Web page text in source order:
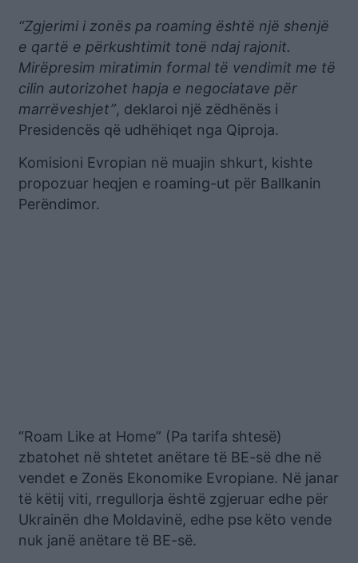
“Zgjerimi i zonës pa roaming është një shenjë
e qartë e përkushtimit tonë ndaj rajonit.
Mirëpresim miratimin formal të vendimit me të
cilin autorizohet hapja e negociatave për
marrëveshjet”, deklaroi një zëdhënës i
Presidencës që udhëhiqet nga Qiproja.
Komisioni Evropian në muajin shkurt, kishte
propozuar heqjen e roaming-ut për Ballkanin
Perëndimor.
“Roam Like at Home” (Pa tarifa shtesë)
zbatohet në shtetet anëtare të BE-së dhe në
vendet e Zonës Ekonomike Evropiane. Në janar
të këtij viti, rregullorja është zgjeruar edhe për
Ukrainën dhe Moldavinë, edhe pse këto vende
nuk janë anëtare të BE-së.